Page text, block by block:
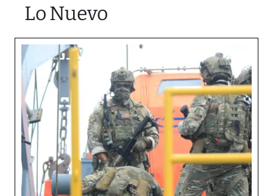
Lo Nuevo